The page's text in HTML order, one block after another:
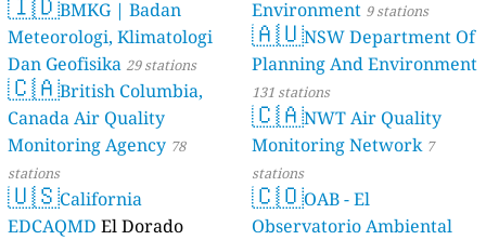
BMKG | Badan
Meteorologi, Klimatologi
Dan Geofisika 29 stations
🇨🇦British Columbia,
Canada Air Quality
Monitoring Agency 78
stations
🇺🇸California
EDCAQMD El Dorado
Environment 9 stations
🇦🇺NSW Department Of
Planning And Environment
131 stations
🇨🇦NWT Air Quality
Monitoring Network 7
stations
🇨🇴OAB - El
Observatorio Ambiental